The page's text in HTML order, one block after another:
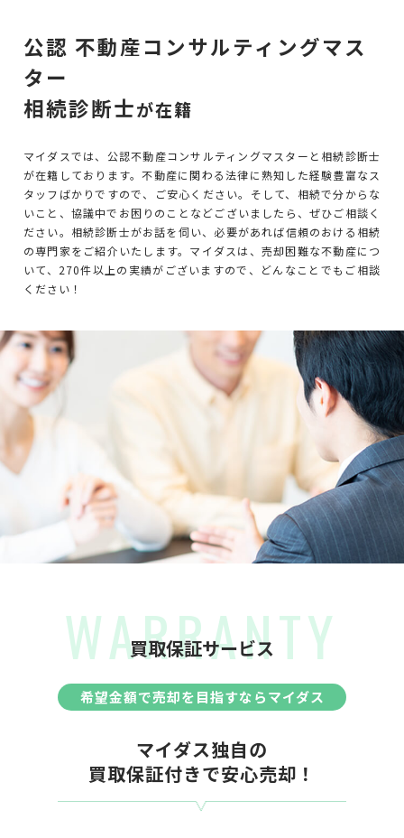
公認 不動産コンサルティングマス
ター
相続診断士が在籍
マイダスでは、公認不動産コンサルティングマスターと相続診断士
が在籍しております。不動産に関わる法律に熟知した経験豊富なス
タッフばかりですので、ご安心ください。そして、相続で分からな
いこと、協議中でお困りのことなどございましたら、ぜひご相談く
ださい。相続診断士がお話を伺い、必要があれば信頼のおける相続
の専門家をご紹介いたします。マイダスは、売却困難な不動産につ
いて、270件以上の実績がございますので、どんなことでもご相談
ください！
WARRANTY
買取保証サービス
希望金額で売却を目指すならマイダス
マイダス独自の
買取保証付きで安心売却！